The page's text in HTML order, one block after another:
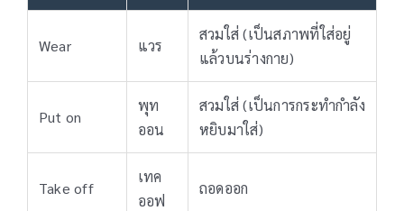
Wear แวร
สวมใส่ (เป็นสภาพที่ใส่อยู่
แล้วบนร่างกาย)
Put on
พุท
ออน
สวมใส่ (เป็นการกระทำกำลัง
หยิบมาใส่)
Take off
เทค
ออฟ
ถอดออก